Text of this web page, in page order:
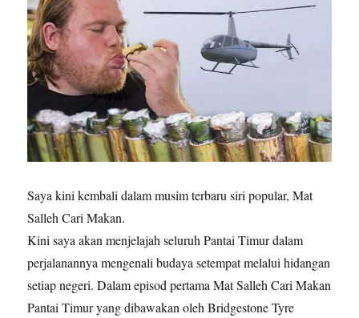
Saya kini kembali dalam musim terbaru siri popular, Mat
Salleh Cari Makan.
Kini saya akan menjelajah seluruh Pantai Timur dalam
perjalanannya mengenali budaya setempat melalui hidangan
setiap negeri. Dalam episod pertama Mat Salleh Cari Makan
Pantai Timur yang dibawakan oleh Bridgestone Tyre